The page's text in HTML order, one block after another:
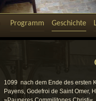
Programm Geschichte
1099 nach dem Ende des ersten
Payens, Godefroi de Saint Omer,